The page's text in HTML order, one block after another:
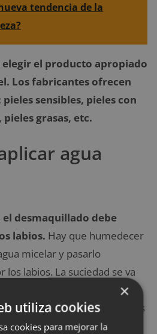
tendencia de la
elegir el producto apropiado
Los fabricantes ofrecen
sensibles, pieles con
pieles grasas, etc.
agua
el desmaquillado debe
labios. Hay que humedecer
micelar y pasarlo
los labios. La suciedad se va
aquellos labiales resistentes
×
utiliza cookies
cookies para mejorar la